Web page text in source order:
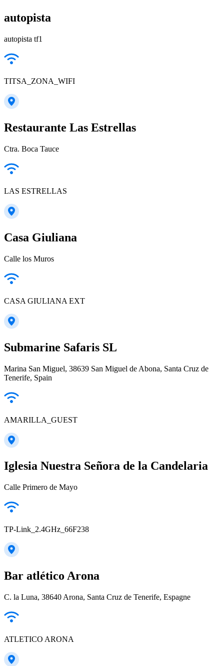
autopista
autopista tf1
TITSA_ZONA_WIFI
Restaurante Las Estrellas
Ctra. Boca Tauce
LAS ESTRELLAS
Casa Giuliana
Calle los Muros
CASA GIULIANA EXT
Submarine Safaris SL
Marina San Miguel, 38639 San Miguel de Abona, Santa Cruz de
Tenerife, Spain
AMARILLA_GUEST
Iglesia Nuestra Señora de la Candelaria
Calle Primero de Mayo
TP-Link_2.4GHz_66F238
Bar atlético Arona
C. la Luna, 38640 Arona, Santa Cruz de Tenerife, Espagne
ATLETICO ARONA